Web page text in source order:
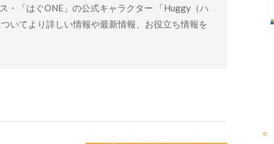
・「はぐONE」の公式キャラクター 「Huggy（ハ
いてより詳しい情報や最新情報、お役立ち情報を